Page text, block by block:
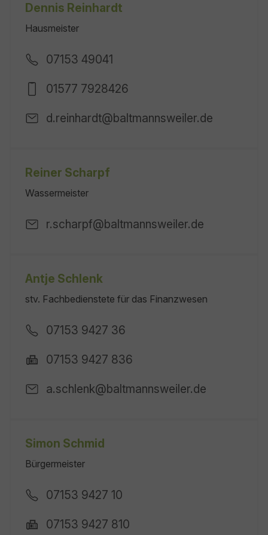
Dennis Reinhardt
Hausmeister
07153 49041
01577 7928426
d.reinhardt@baltmannsweiler.de
Reiner Scharpf
Wassermeister
r.scharpf@baltmannsweiler.de
Antje Schlenk
stv. Fachbedienstete für das Finanzwesen
07153 9427 36
07153 9427 836
a.schlenk@baltmannsweiler.de
Simon Schmid
Bürgermeister
07153 9427 10
07153 9427 810